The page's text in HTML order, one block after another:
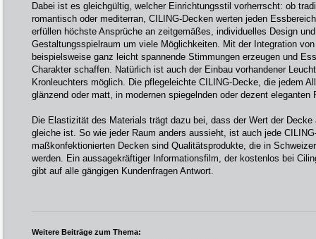
Dabei ist es gleichgültig, welcher Einrichtungsstil vorherrscht: ob
romantisch oder mediterran, CILING-Decken werten jeden
erfüllen höchste Ansprüche an zeitgemäßes, individuelles Design
Gestaltungsspielraum um viele Möglichkeiten. Mit der Integration
beispielsweise ganz leicht spannende Stimmungen erzeugen und
Charakter schaffen. Natürlich ist auch der Einbau vorhandener
Kronleuchters möglich. Die pflegeleichte CILING-Decke, die jedem
glänzend oder matt, in modernen spiegelnden oder dezent eleganten
Die Elastizität des Materials trägt dazu bei, dass der Wert der
gleiche ist. So wie jeder Raum anders aussieht, ist auch jede
maßkonfektionierten Decken sind Qualitätsprodukte, die in
werden. Ein aussagekräftiger Informationsfilm, der kostenlos bei
gibt auf alle gängigen Kundenfragen Antwort.
Weitere Beiträge zum Thema: